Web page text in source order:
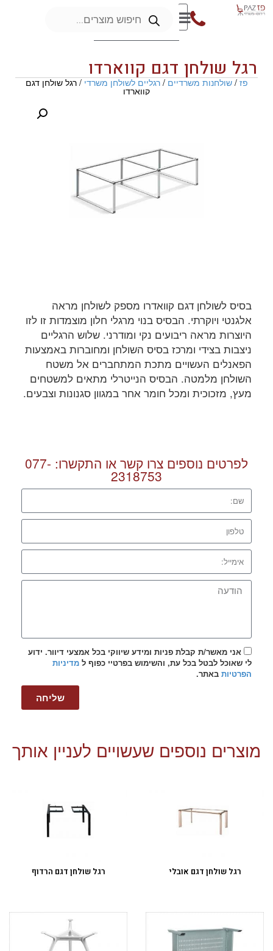
רגל שולחן דגם קווארדו
פז/שולחנות משרדיים/רגליים לשולחן משרדי/ רגל שולחן דגם
קווארדו
בסיס לשולחן דגם קוואדרו מספק לשולחן מראה
אלגנטי ויוקרתי. הבסיס בנוי מרגלי חלון מוצמדות זו לזו
היוצרות מראה ריבועים נקי ומודרני. שלוש הרגליים
ניצבות בצידי ומרכז בסיס השולחן ומחוברות באמצעות
הפאנלים העשויים מתכת המתחברים אל משטח
השולחן מלמטה. הבסיס הנייטרלי מתאים למשטחים
מעץ, מזכוכית ומכל חומר אחר במגוון סגנונות וצבעים.
לפרטים נוספים צרו קשר או התקשרו: 077-
2318753
אני מאשר/ת קבלת פניות ומידע שיווקי בכל אמצעי דיוור. ידוע
לי שאוכל לבטל בכל עת, והשימוש בפרטיי כפוף ל מדיניות
הפרטיות באתר.
שליחה
מוצרים נוספים שעשויים לעניין אותך
רגל שולחן דגם אובלי רגל שולחן דגם הרדוף